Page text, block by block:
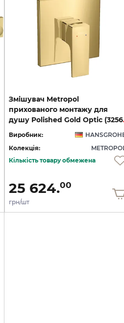
Змішувач Metropol
прихованого монтажу для
душу
Виробник:
Колекція:
Кількість товару обмежена
25 624.00
грн/шт